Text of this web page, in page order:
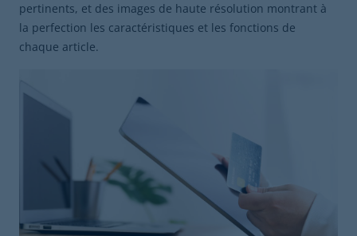
pertinents, et des images de haute résolution montrant à
la perfection les caractéristiques et les fonctions de
chaque article.